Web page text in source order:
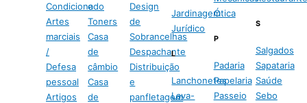
Condicionado
Artes
marciais
/
Defesa
pessoal
Artigos
e
Toners
Casa
de
câmbio
Casa
de
Design
de
Sobrancelhas
Despachante
Distribuição
e
panfletagem
Jardinagem
Jurídico
L
Lanchonetes
Lava-
Ótica
P
Padaria
Papelaria
Passeio
S
Salgados
Sapataria
Saúde
Sebo